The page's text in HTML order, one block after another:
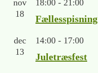
nov
18
18:00 - 21:00
Fællesspisning
dec
13
14:00 - 17:00
Juletræsfest